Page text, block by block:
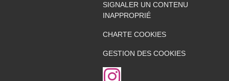
SIGNALER UN CONTENU
INAPPROPRIÉ
CHARTE COOKIES
GESTION DES COOKIES